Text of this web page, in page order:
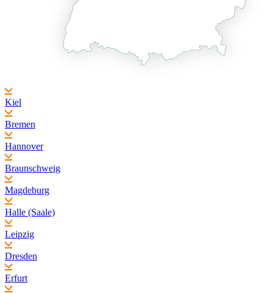
Kiel
Bremen
Hannover
Braunschweig
Magdeburg
Halle (Saale)
Leipzig
Dresden
Erfurt